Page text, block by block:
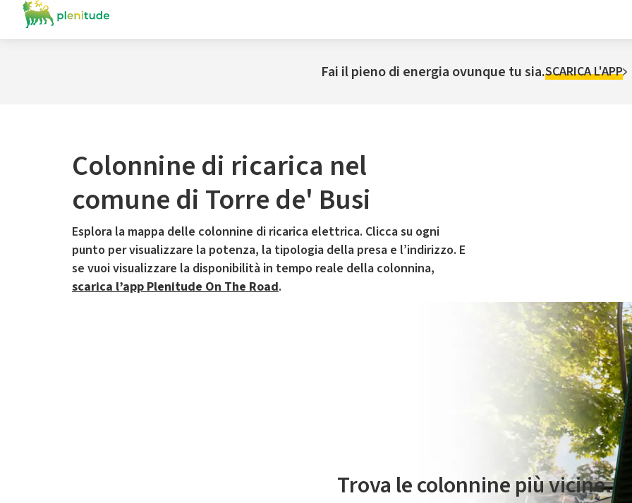
Fai il pieno di energia ovunque tu sia.SCARICA L'APP
Colonnine di ricarica nel
comune di Torre de' Busi
Esplora la mappa delle colonnine di ricarica elettrica. Clicca su ogni
punto per visualizzare la potenza, la tipologia della presa e l’indirizzo. E
se vuoi visualizzare la disponibilità in tempo reale della colonnina,
scarica l’app Plenitude On The Road.
Il servizio di mobilità elettrica è gestito da Plenitude On The Road
Trova le colonnine più vicine.